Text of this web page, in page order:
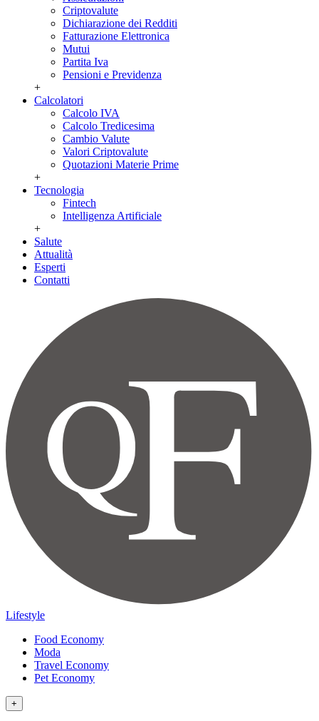
Criptovalute
Dichiarazione dei Redditi
Fatturazione Elettronica
Mutui
Partita Iva
Pensioni e Previdenza
+
Calcolatori
Calcolo IVA
Calcolo Tredicesima
Cambio Valute
Valori Criptovalute
Quotazioni Materie Prime
+
Tecnologia
Fintech
Intelligenza Artificiale
+
Salute
Attualità
Esperti
Contatti
Lifestyle
Food Economy
Moda
Travel Economy
Pet Economy
+